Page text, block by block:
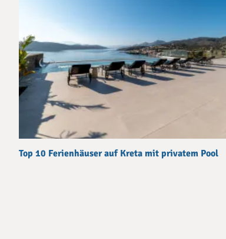
Top 10 Ferienhäuser auf Kreta mit privatem Pool